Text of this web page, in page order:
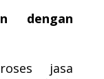
dengan
jasa